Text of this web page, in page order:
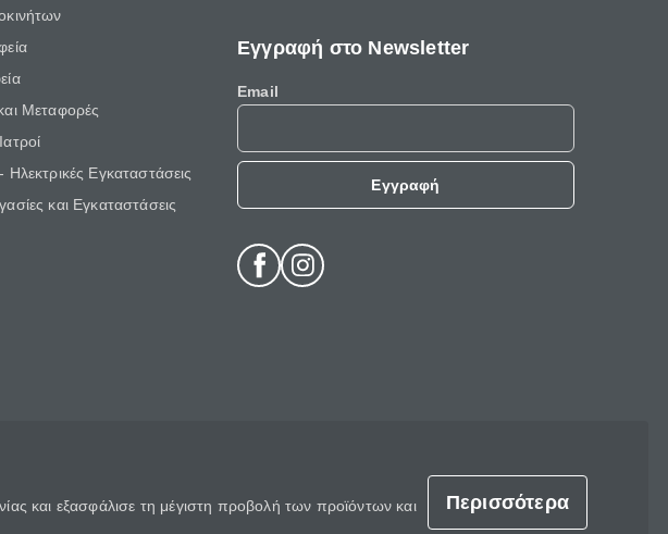
Μεταφορές
Ηλεκτρικές Εγκαταστάσεις
και Εγκαταστάσεις
Εγγραφή στο Newsletter
Email
Εγγραφή
και εξασφάλισε τη μέγιστη προβολή των προϊόντων και
Περισσότερα